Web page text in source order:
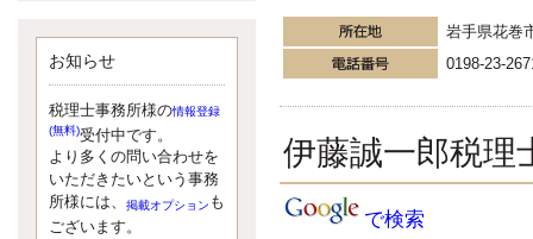
しています。
更新:2017年5月1日(大阪市中央区)
湘南BUN税理士事務所
湘南のぽっちゃり女性税理
士松村文子と湘南ＢＵ
また最近、税理士試験のご相談を
受けることおおくなりました。受
験申し込み受け付け開始になるか
お知らせ
税理士事務所様の情報登録
(無料)受付中です。
より多くの問い合わせを
いただきたいという事務
所様には、
掲載オプション も
ございます。
岩手県花巻
0198-23-
伊藤誠一郎税理
で検索